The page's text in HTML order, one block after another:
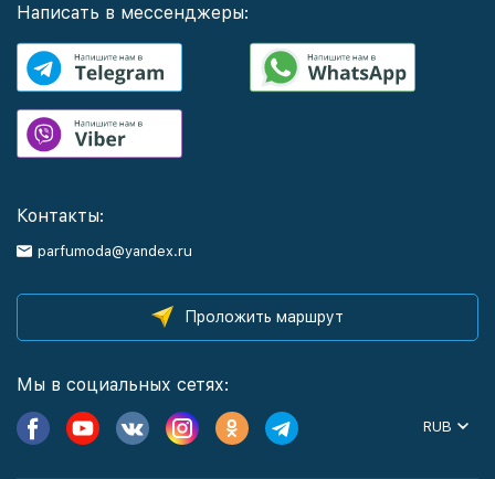
Написать в мессенджеры:
Контакты:
parfumoda@yandex.ru
Проложить маршрут
Мы в социальных сетях:
RUB